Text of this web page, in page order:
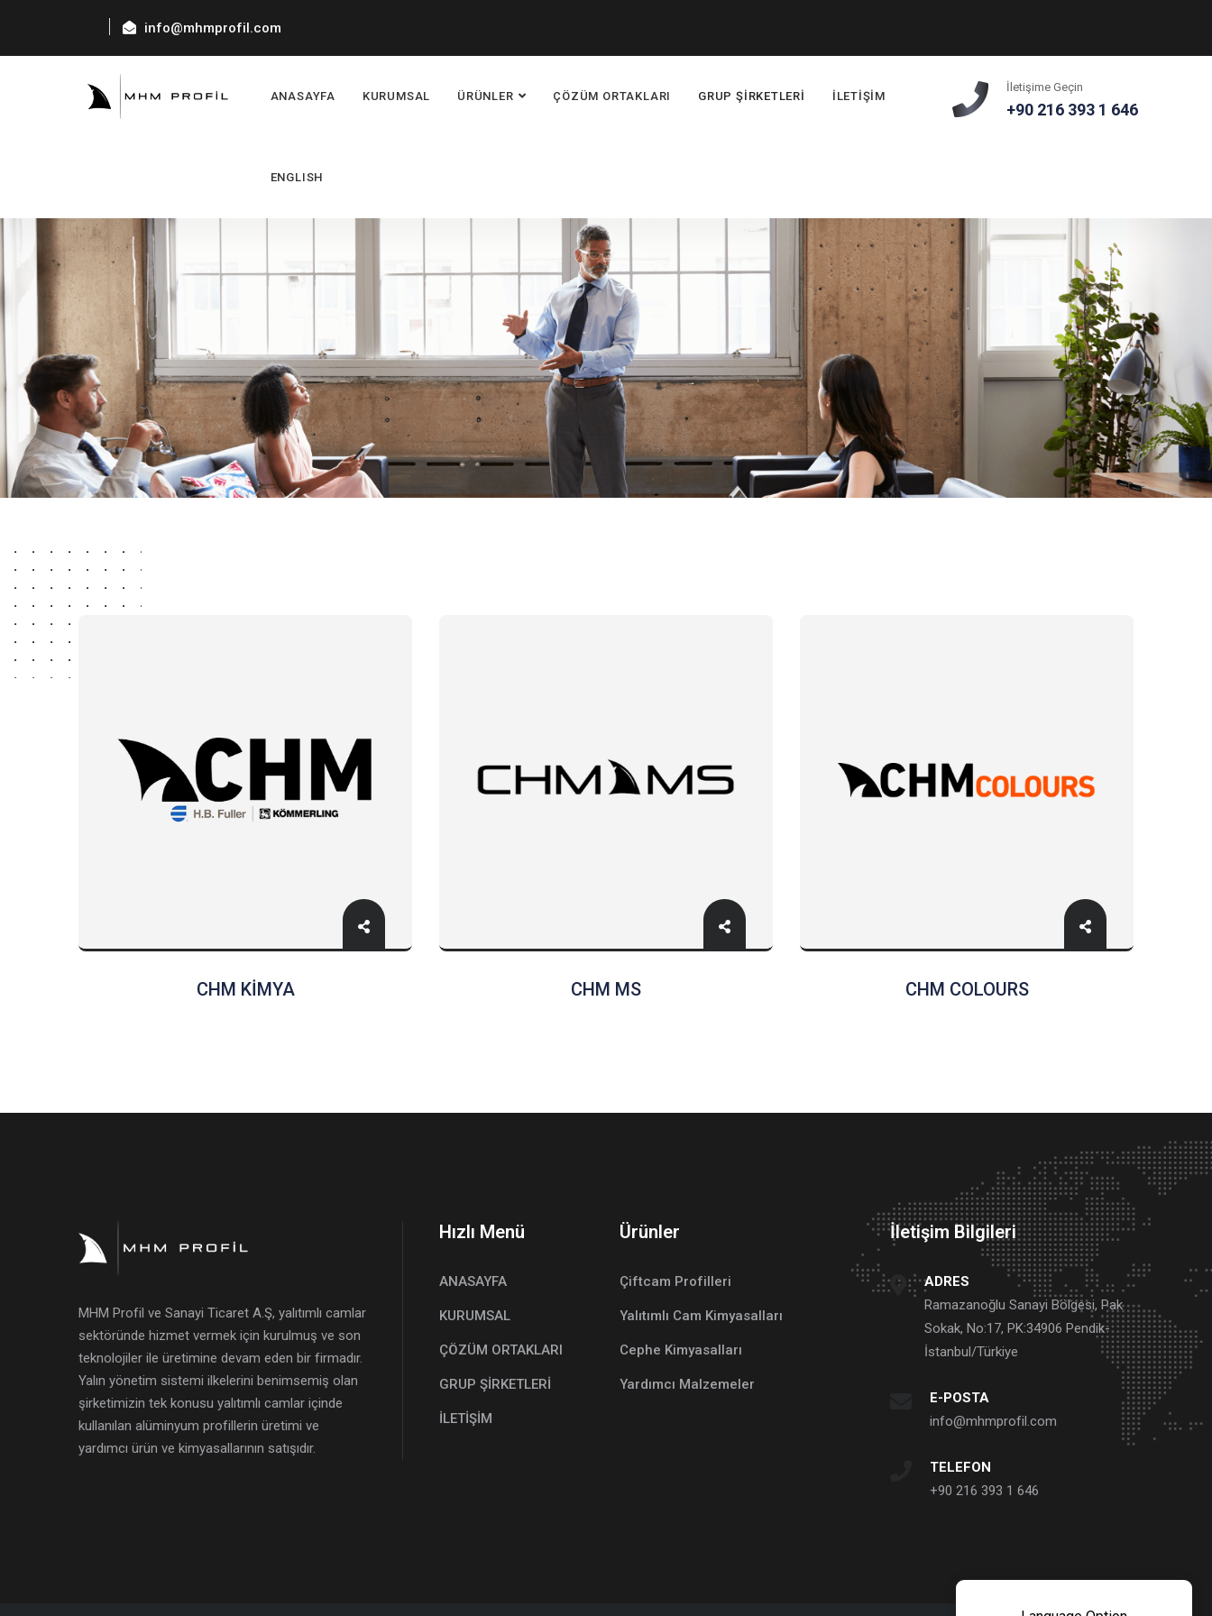
info@mhmprofil.com
İletişime Geçin
+90 216 393 1 646
ANASAYFA KURUMSAL ÜRÜNLER ÇÖZÜM ORTAKLARI GRUP ŞİRKETLERİ İLETİŞİM
ENGLISH
CHM KİMYA CHM MS CHM COLOURS
MHM Profil ve Sanayi Ticaret A.Ş, yalıtımlı camlar
sektöründe hizmet vermek için kurulmuş ve son
teknolojiler ile üretimine devam eden bir firmadır.
Yalın yönetim sistemi ilkelerini benimsemiş olan
şirketimizin tek konusu yalıtımlı camlar içinde
kullanılan alüminyum profillerin üretimi ve
yardımcı ürün ve kimyasallarının satışıdır.
Hızlı Menü
ANASAYFA
KURUMSAL
ÇÖZÜM ORTAKLARI
GRUP ŞİRKETLERİ
İLETİŞİM
Ürünler
Çiftcam Profilleri
Yalıtımlı Cam Kimyasalları
Cephe Kimyasalları
Yardımcı Malzemeler
İletişim Bilgileri
ADRES
Ramazanoğlu Sanayi Bölgesi, Pak
Sokak, No:17, PK:34906 Pendik-
İstanbul/Türkiye
E-POSTA
info@mhmprofil.com
TELEFON
+90 216 393 1 646